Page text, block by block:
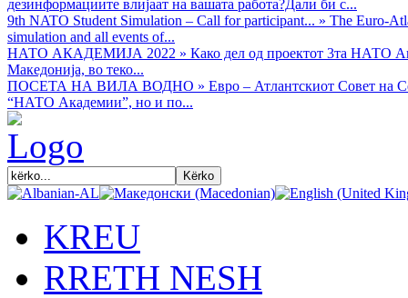
дезинформациите влијаат на вашата работа?Дали би с...
9th NATO Student Simulation – Call for participant... » The Euro-
simulation and all events of...
НАТО АКАДЕМИЈА 2022 » Како дел од проектот 3та НАТО
Македонија, во теко...
ПОСЕТА НА ВИЛА ВОДНО » Евро – Атлантскиот Совет на
“НАТО Академии”, но и по...
KREU
RRETH NESH